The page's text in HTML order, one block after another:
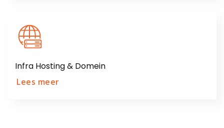
Infra Hosting & Domein
Lees meer